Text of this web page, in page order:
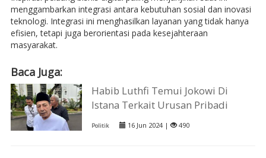
menggambarkan integrasi antara kebutuhan sosial dan inovasi
teknologi. Integrasi ini menghasilkan layanan yang tidak hanya
efisien, tetapi juga berorientasi pada kesejahteraan
masyarakat.
Baca Juga:
Habib Luthfi Temui Jokowi Di
Istana Terkait Urusan Pribadi
Politik 16 Jun 2024 | 490